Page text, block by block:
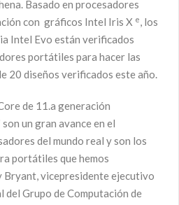
Basado en procesadores
con gráficos Intel Iris X e, los
Intel Evo están verificados
portátiles para hacer las
20 diseños verificados este año.
de 11.a generación
son un gran avance en el
del mundo real y son los
portátiles que hemos
vicepresidente ejecutivo
Grupo de Computación de